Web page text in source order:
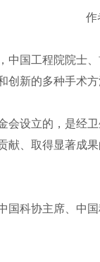
作
中国工程院院士
新的多种手术
会设立的，是经
献、取得显著成
国科协主席、中